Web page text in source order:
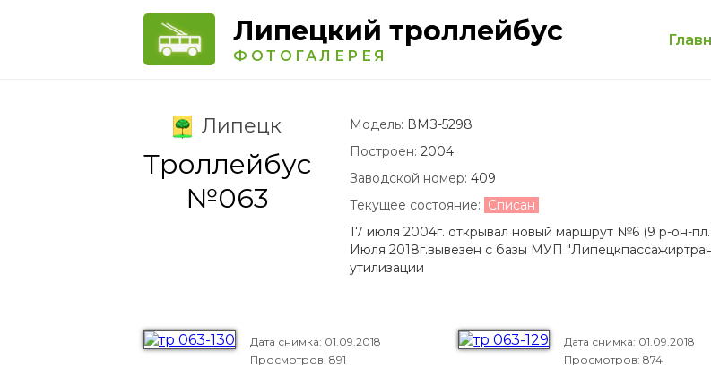
Липецкий троллейбус
ФОТОГАЛЕРЕЯ
Липецк
Троллейбус
№063
Модель: ВМЗ-5298
Построен: 2004
Заводской номер: 409
Текущее состояние: Списан
17 июля 2004г. открывал новый маршрут №6 (9 р-он-
Июля 2018г.вывезен с базы МУП
утилизации
Дата снимка: 01.09.2018
Просмотров: 891
Дата снимка: 01.09.2018
Просмотров: 874